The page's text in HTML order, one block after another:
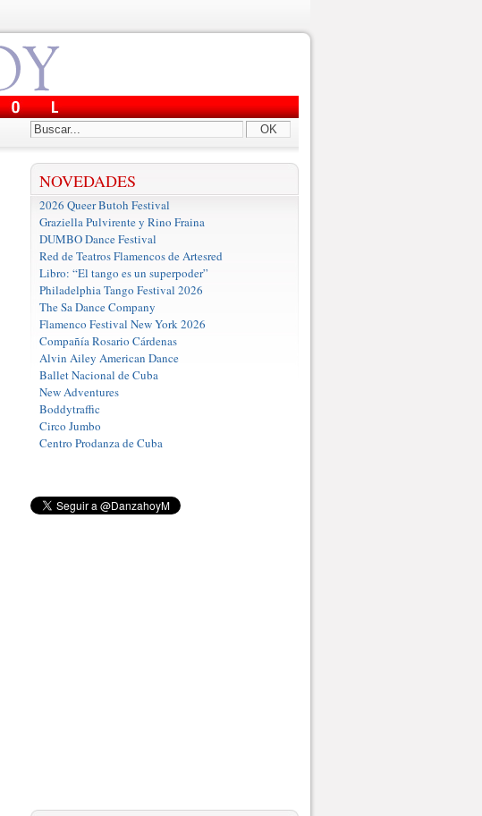
OK
NOVEDADES
2026 Queer Butoh Festival
Graziella Pulvirente y Rino Fraina
DUMBO Dance Festival
Red de Teatros Flamencos de Artesred
Libro: “El tango es un superpoder”
Philadelphia Tango Festival 2026
The Sa Dance Company
Flamenco Festival New York 2026
Compañía Rosario Cárdenas
Alvin Ailey American Dance
Ballet Nacional de Cuba
New Adventures
Boddytraffic
Circo Jumbo
Centro Prodanza de Cuba